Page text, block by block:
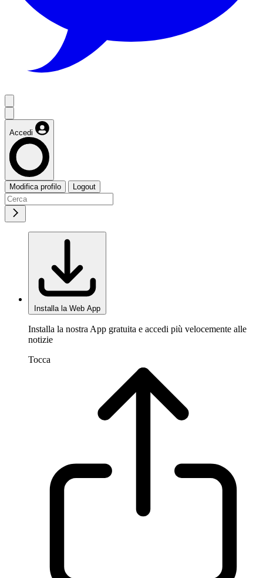
Accedi
Modifica profilo Logout
Installa la Web App
Installa la nostra App gratuita e accedi più velocemente alle
notizie
Tocca